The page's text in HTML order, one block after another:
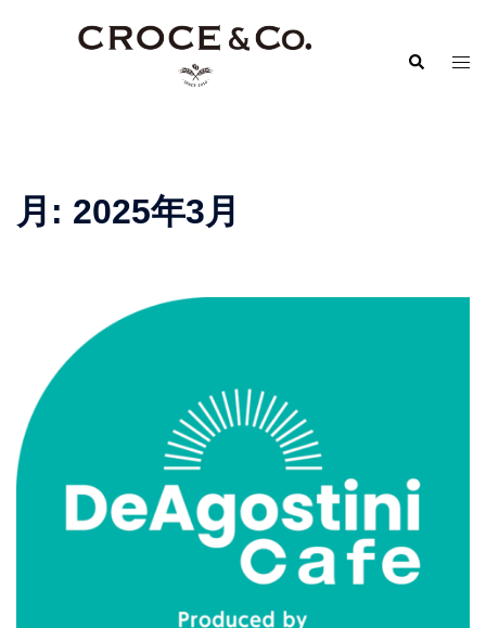
検
索
ト
月: 2025年3月